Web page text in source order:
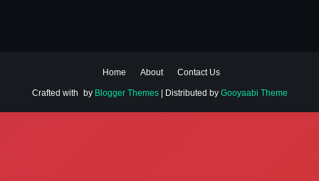
Home About Contact Us
Crafted with by Blogger Themes| Distributed by Gooyaabi Theme